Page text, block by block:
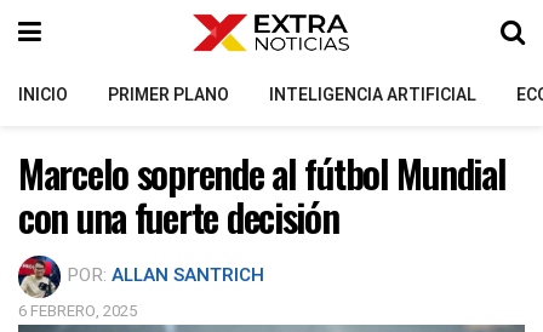
INICIO PRIMER PLANO INTELIGENCIA ARTIFICIAL
Marcelo soprende al fútbol Mundial
con una fuerte decisión
POR: ALLAN SANTRICH
6 FEBRERO, 2025